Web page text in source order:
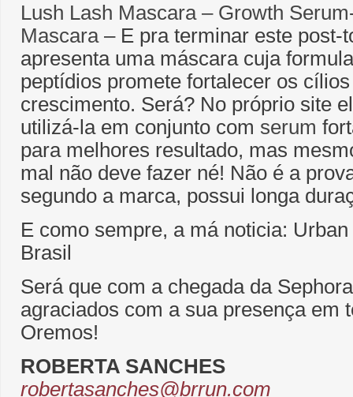
Lush Lash Mascara – Growth
Mascara– E pra terminar este post-
apresenta uma máscara cuja
peptídios promete fortalecer os
crescimento. Será? No próprio site
utilizá-la em conjunto com serum
para melhores resultado, mas
mal não deve fazer né! Não é a
segundo a marca, possui longa
E como sempre, a má noticia:
Brasil
Será que com a chegada da
agraciados com a sua presença em
Oremos!
ROBERTA SANCHES
robertasanches@brrun.com